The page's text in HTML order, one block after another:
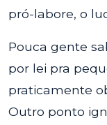
pró-labore, o
Pouca gente
por lei pra
praticamente
Outro ponto